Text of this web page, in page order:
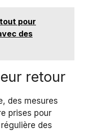
pour
des
retour
des mesures
prises pour
des